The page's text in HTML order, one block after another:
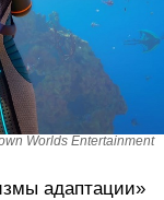
Worlds Entertainment
адаптации»